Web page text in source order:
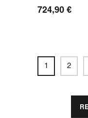
724,90 €
1 2